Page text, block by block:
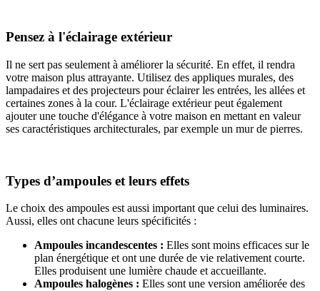
Pensez à l'éclairage extérieur
Il ne sert pas seulement à améliorer la sécurité. En effet, il rendra
votre maison plus attrayante. Utilisez des appliques murales, des
lampadaires et des projecteurs pour éclairer les entrées, les allées et
certaines zones à la cour. L'éclairage extérieur peut également
ajouter une touche d'élégance à votre maison en mettant en valeur
ses caractéristiques architecturales, par exemple un mur de pierres.
Types d’ampoules et leurs effets
Le choix des ampoules est aussi important que celui des luminaires.
Aussi, elles ont chacune leurs spécificités :
Ampoules incandescentes : Elles sont moins efficaces sur le
plan énergétique et ont une durée de vie relativement courte.
Elles produisent une lumière chaude et accueillante.
Ampoules halogènes : Elles sont une version améliorée des